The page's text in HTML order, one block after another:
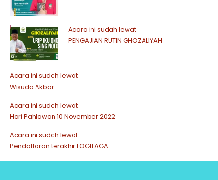
Acara ini sudah lewat
PENGAJIAN RUTIN GHOZALIYAH
Acara ini sudah lewat
Wisuda Akbar
Acara ini sudah lewat
Hari Pahlawan 10 November 2022
Acara ini sudah lewat
Pendaftaran terakhir LOGITAGA